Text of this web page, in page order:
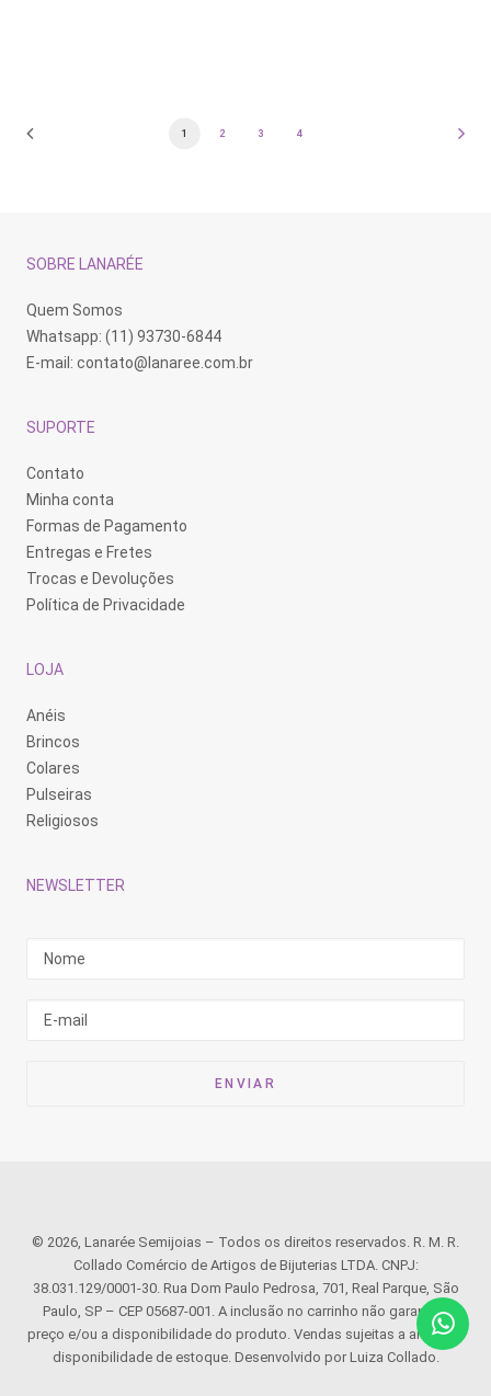
R$
1 2 3 4
SOBRE LANARÉE
Quem Somos
Whatsapp: (11) 93730-6844
E-mail: contato@lanaree.com.br
SUPORTE
Contato
Minha conta
Formas de Pagamento
Entregas e Fretes
Trocas e Devoluções
Política de Privacidade
LOJA
Anéis
Brincos
Colares
Pulseiras
Religiosos
NEWSLETTER
© 2026, Lanarée Semijoias – Todos os direitos reservados. R. M. R.
Collado Comércio de Artigos de Bijuterias LTDA. CNPJ:
38.031.129/0001-30. Rua Dom Paulo Pedrosa, 701, Real Parque, São
Paulo, SP – CEP 05687-001. A inclusão no carrinho não garante o
preço e/ou a disponibilidade do produto. Vendas sujeitas a análise e
disponibilidade de estoque. Desenvolvido por Luiza Collado.